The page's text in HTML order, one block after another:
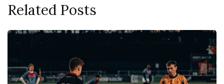
Related Posts